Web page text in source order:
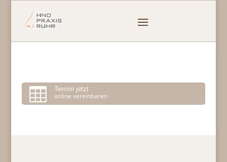
 Termin jetzt
online vereinbaren